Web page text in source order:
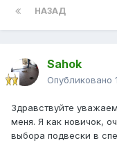
НАЗАД
Sahok
Опубликовано
Здравствуйте
меня. Я как новичок,
выбора подвески в